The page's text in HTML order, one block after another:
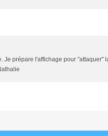
Je prépare l'affichage pour "attaquer"